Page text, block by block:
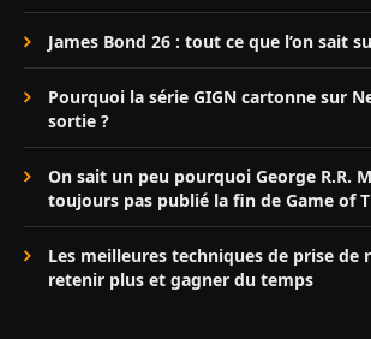
James Bond 26 : tout ce que l’on sait
Pourquoi la série GIGN cartonne sur
sortie ?
On sait un peu pourquoi George R.R.
toujours pas publié la fin de Game of
Les meilleures techniques de prise de
retenir plus et gagner du temps